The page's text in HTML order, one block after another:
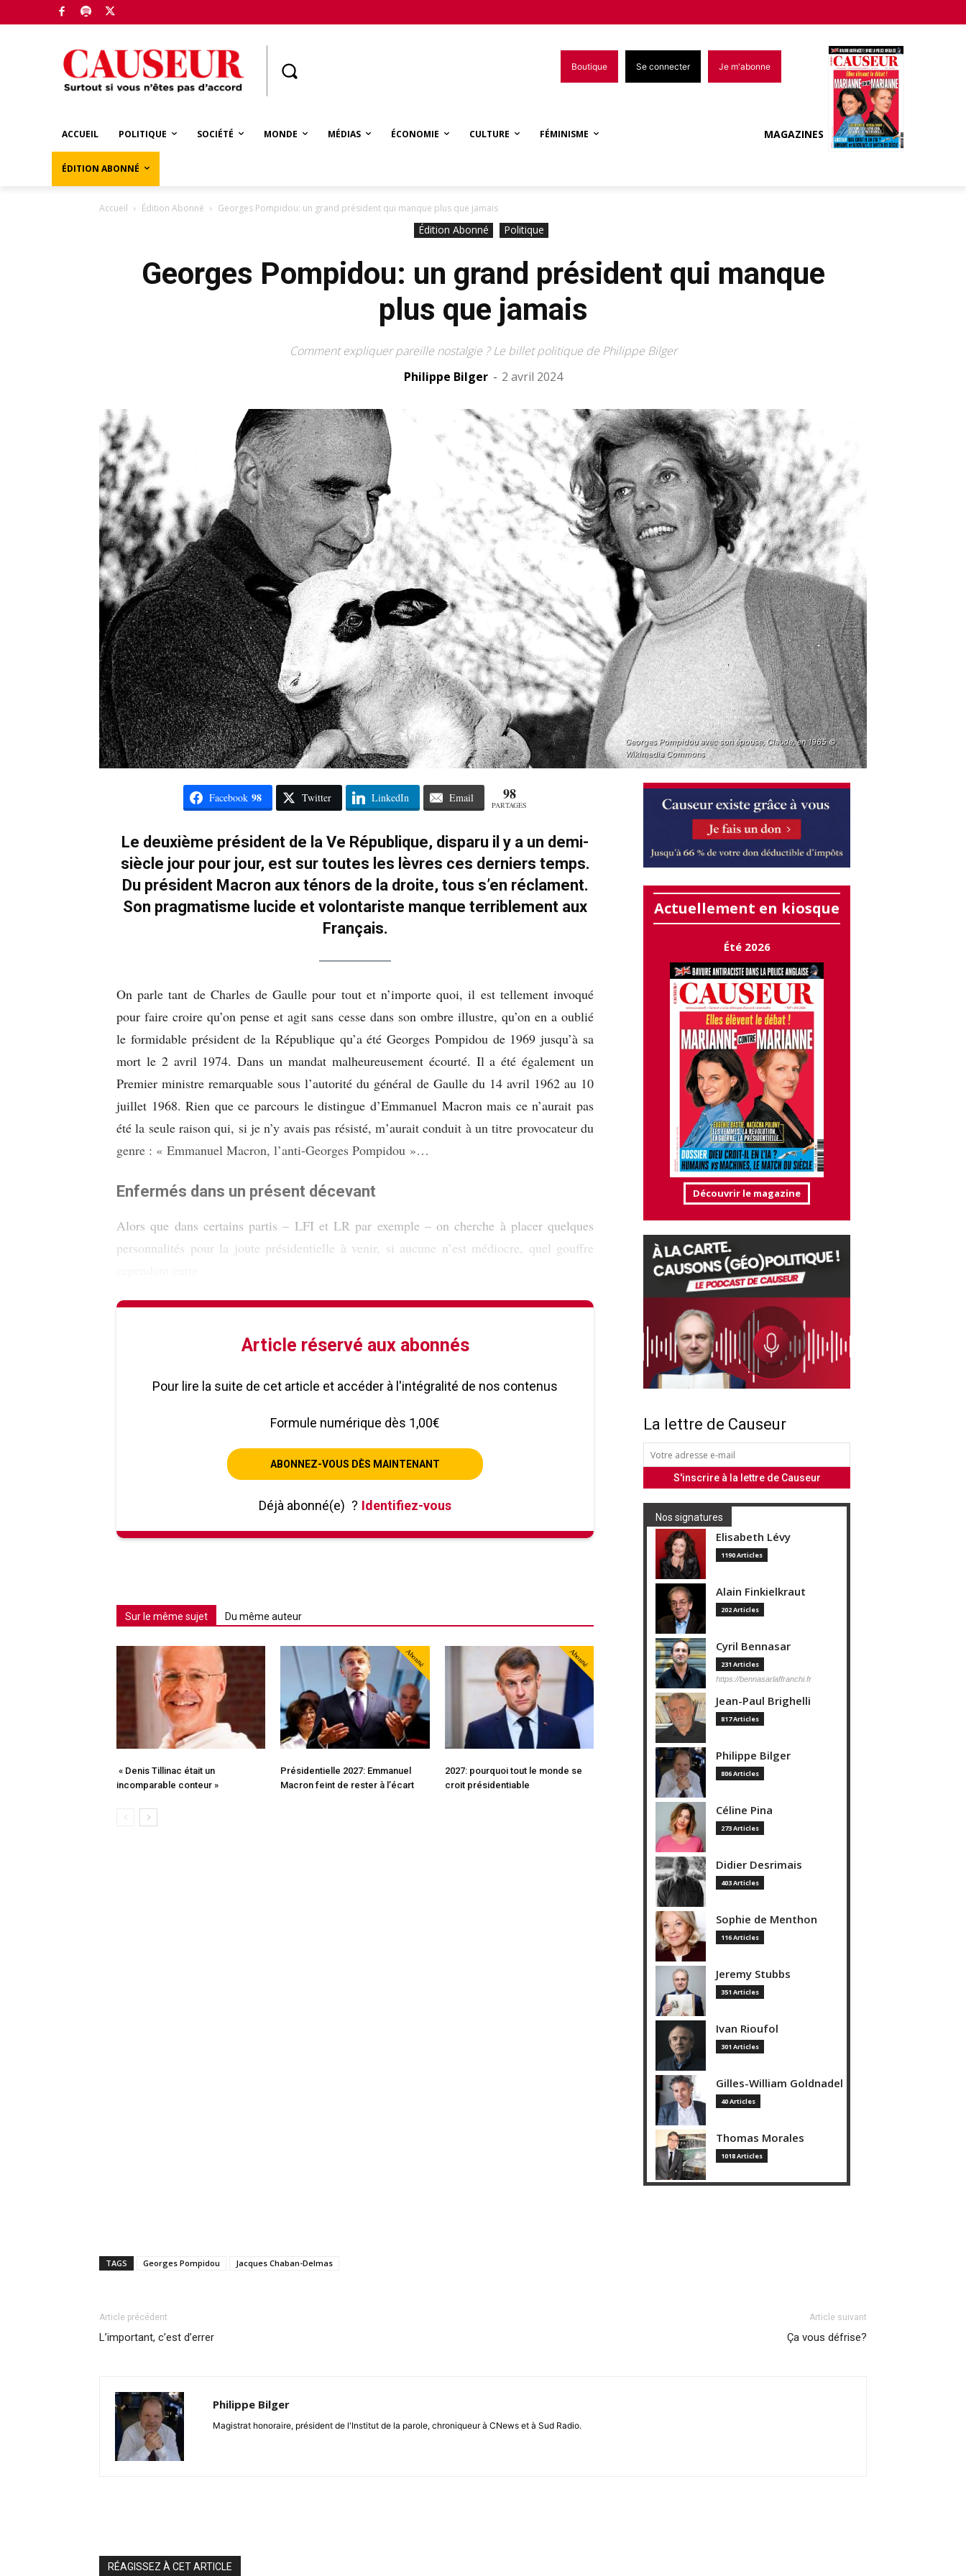
Boutique Se connecter Je m'abonne
ACCUEIL POLITIQUE SOCIÉTÉ MONDE MÉDIAS ÉCONOMIE CULTURE FÉMINISME
ÉDITION ABONNÉ
MAGAZINES
Accueil Édition Abonné Georges Pompidou: un grand président qui manque plus que jamais
Édition Abonné Politique
Georges Pompidou: un grand président qui manque
plus que jamais
Comment expliquer pareille nostalgie ? Le billet politique de Philippe Bilger
Philippe Bilger - 2 avril 2024
Georges Pompidou avec son épouse, Claude, en 1965 ©
Wikimedia Commons
Facebook 98 Twitter LinkedIn Email 98
PARTAGES
Le deuxième président de la Ve République, disparu il y a un demi-
siècle jour pour jour, est sur toutes les lèvres ces derniers temps.
Du président Macron aux ténors de la droite, tous s’en réclament.
Son pragmatisme lucide et volontariste manque terriblement aux
Français.
On parle tant de Charles de Gaulle pour tout et n’importe quoi, il est tellement invoqué
pour faire croire qu’on pense et agit sans cesse dans son ombre illustre, qu’on en a oublié
le formidable président de la République qu’a été Georges Pompidou de 1969 jusqu’à sa
mort le 2 avril 1974. Dans un mandat malheureusement écourté. Il a été également un
Premier ministre remarquable sous l’autorité du général de Gaulle du 14 avril 1962 au 10
juillet 1968. Rien que ce parcours le distingue d’Emmanuel Macron mais ce n’aurait pas
été la seule raison qui, si je n’y avais pas résisté, m’aurait conduit à un titre provocateur du
genre : « Emmanuel Macron, l’anti-Georges Pompidou »…
Enfermés dans un présent décevant
Alors que dans certains partis – LFI et LR par exemple – on cherche à placer quelques
personnalités pour la joute présidentielle à venir, si aucune n’est médiocre, quel gouffre
Article réservé aux abonnés
Pour lire la suite de cet article et accéder à l'intégralité de nos contenus
Formule numérique dès 1,00€
ABONNEZ-VOUS DÈS MAINTENANT
Déjà abonné(e) ? Identifiez-vous
Sur le même sujet Du même auteur
« Denis Tillinac était un
incomparable conteur »
Abonné
Présidentielle 2027: Emmanuel
Macron feint de rester à l’écart
Abonné
2027: pourquoi tout le monde se
croit présidentiable
Actuellement en kiosque
Été 2026
Découvrir le magazine
La lettre de Causeur
Nos signatures
Elisabeth Lévy
1190 Articles
Alain Finkielkraut
202 Articles
Cyril Bennasar
231 Articles
https://bennasarlaffranchi.fr
Jean-Paul Brighelli
817 Articles
Philippe Bilger
806 Articles
Céline Pina
273 Articles
Didier Desrimais
403 Articles
Sophie de Menthon
116 Articles
Jeremy Stubbs
351 Articles
Ivan Rioufol
301 Articles
Gilles-William Goldnadel
40 Articles
Thomas Morales
1018 Articles
TAGS Georges Pompidou Jacques Chaban-Delmas
Article précédent
L’important, c’est d’errer
Article suivant
Ça vous défrise?
Philippe Bilger
Magistrat honoraire, président de l'Institut de la parole, chroniqueur à CNews et à Sud Radio.
RÉAGISSEZ À CET ARTICLE